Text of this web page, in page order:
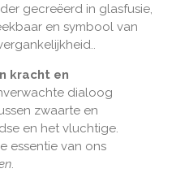
gecreëerd in glasfusie,
en symbool van
kracht en
dialoog
zwaarte en
en het vluchtige.
essentie van ons
.